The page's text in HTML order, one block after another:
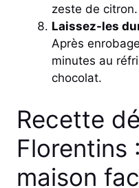
zeste de citron.
Laissez-les
Après
minutes au
chocolat.
Recette
Florentins
maison